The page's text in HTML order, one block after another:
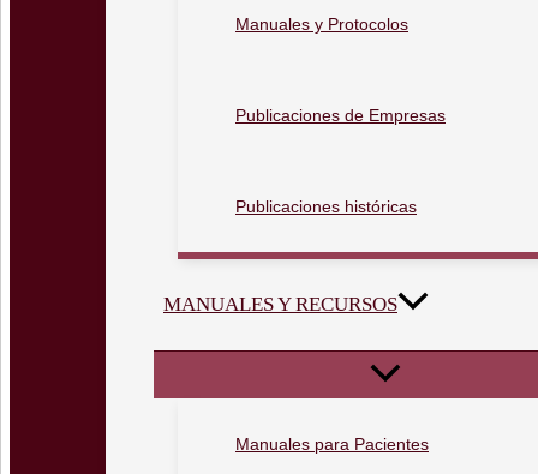
Manuales y Protocolos
Publicaciones de Empresas
Publicaciones históricas
MANUALES Y RECURSOS
Manuales para Pacientes